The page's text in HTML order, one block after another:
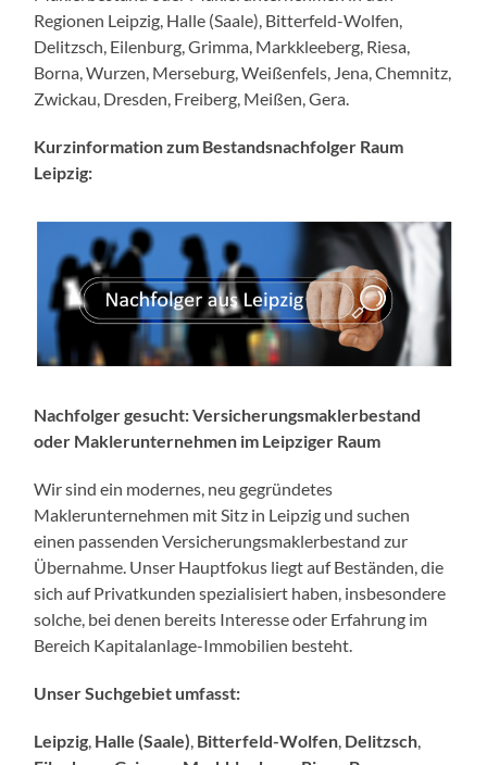
Regionen Leipzig, Halle (Saale), Bitterfeld-Wolfen,
Delitzsch, Eilenburg, Grimma, Markkleeberg, Riesa,
Borna, Wurzen, Merseburg, Weißenfels, Jena, Chemnitz,
Zwickau, Dresden, Freiberg, Meißen, Gera.
Kurzinformation zum Bestandsnachfolger Raum
Leipzig:
Nachfolger gesucht: Versicherungsmaklerbestand
oder Maklerunternehmen im Leipziger Raum
Wir sind ein modernes, neu gegründetes
Maklerunternehmen mit Sitz in Leipzig und suchen
einen passenden Versicherungsmaklerbestand zur
Übernahme. Unser Hauptfokus liegt auf Beständen, die
sich auf Privatkunden spezialisiert haben, insbesondere
solche, bei denen bereits Interesse oder Erfahrung im
Bereich Kapitalanlage-Immobilien besteht.
Unser Suchgebiet umfasst:
Leipzig, Halle (Saale), Bitterfeld-Wolfen, Delitzsch,